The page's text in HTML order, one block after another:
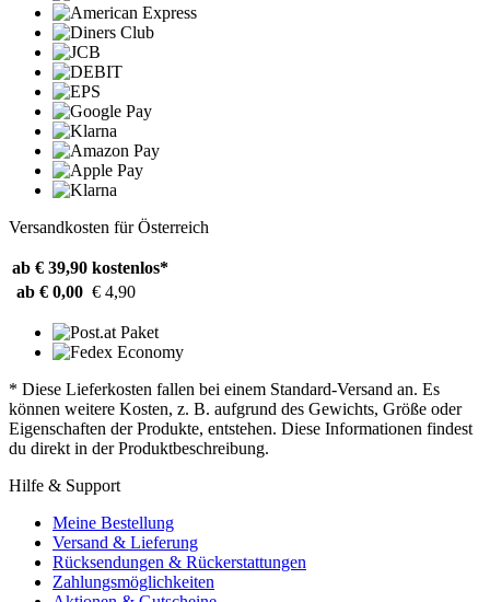
Versandkosten für Österreich
ab € 39,90 kostenlos*
ab € 0,00 € 4,90
* Diese Lieferkosten fallen bei einem Standard-Versand an. Es
können weitere Kosten, z. B. aufgrund des Gewichts, Größe oder
Eigenschaften der Produkte, entstehen. Diese Informationen findest
du direkt in der Produktbeschreibung.
Hilfe & Support
Meine Bestellung
Versand & Lieferung
Rücksendungen & Rückerstattungen
Zahlungsmöglichkeiten